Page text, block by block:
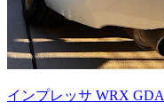
インプレッサ WRX GDA